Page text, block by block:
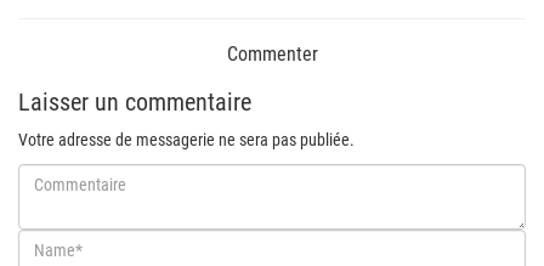
Commenter
Laisser un commentaire
Votre adresse de messagerie ne sera pas publiée.